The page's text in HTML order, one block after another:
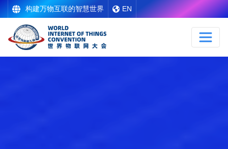
构建万物互联的智慧世界 EN